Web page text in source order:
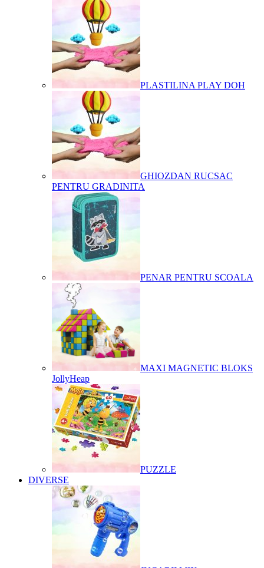
PLASTILINA PLAY DOH
GHIOZDAN RUCSAC
PENTRU GRADINITA
PENAR PENTRU SCOALA
MAXI MAGNETIC BLOKS
JollyHeap
PUZZLE
DIVERSE